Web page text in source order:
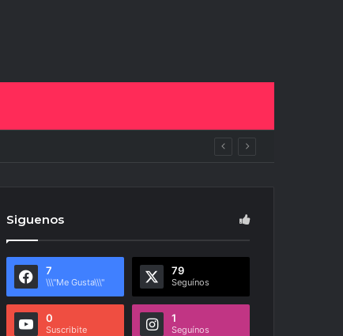
Siguenos
7
\\\"Me Gusta\\\"
79
Seguínos
0
Suscribite
1
Seguínos